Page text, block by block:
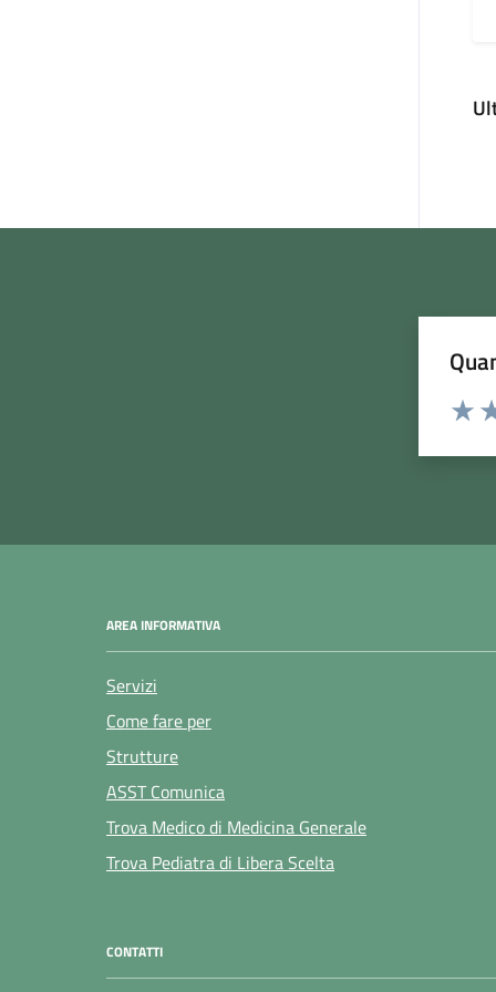
Rating:
AREA INFORMATIVA
Servizi
Come fare per
Strutture
ASST Comunica
Trova Medico di Medicina Generale
Trova Pediatra di Libera Scelta
CONTATTI